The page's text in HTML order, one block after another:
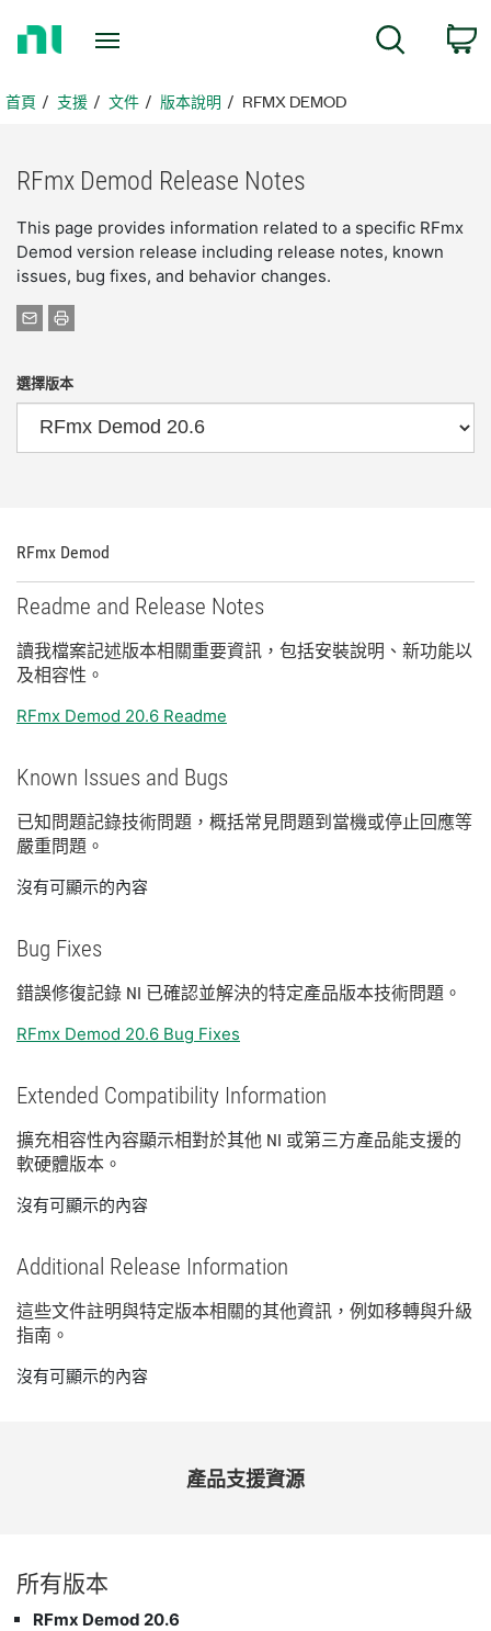
頁首頁 支援 文件 版本說明 RFMX DEMOD
RFmx Demod Release Notes
This page provides information related to a specific RFmx
Demod version release including release notes, known
issues, bug fixes, and behavior changes.
選擇版本
RFmx Demod
Readme and Release Notes
讀我檔案記述版本相關重要資訊， 包括安裝說明、 新功能以
及相容性。
RFmx Demod 20.6 Readme
Known Issues and Bugs
已知問題記錄技術問題， 概括常見問題到 當機或停止回應等
嚴重問題。
沒有可顯示的內容
Bug Fixes
錯誤修復記錄 NI 已確認並解決的特定產品版本技術問題。
RFmx Demod 20.6 Bug Fixes
Extended Compatibility Information
擴充相容性內容顯示相對於其他 NI 或第三方產品能支援的
軟硬體版本。
沒有可顯示的內容
Additional Release Information
這些文件註明與特定版本相關的其他資訊， 例如移轉與升級
指南。
沒有可顯示的內容
產品支援資源
所有版本
RFmx Demod 20.6